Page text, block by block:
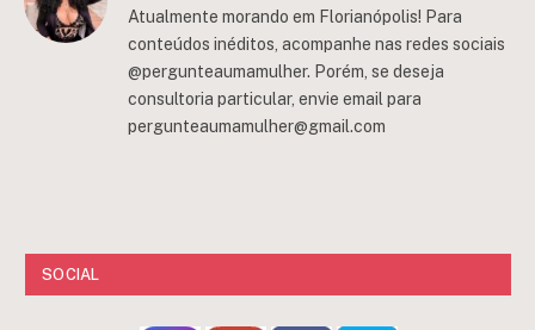
Atualmente morando em Florianópolis! Para
conteúdos inéditos, acompanhe nas redes sociais
@pergunteaumamulher. Porém, se deseja
consultoria particular, envie email para
pergunteaumamulher@gmail.com
SOCIAL